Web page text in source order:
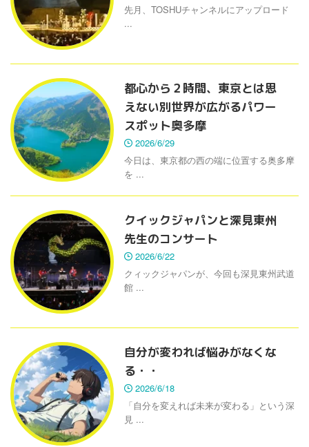
先月、TOSHUチャンネルにアップロード
...
都心から２時間、東京とは思
えない別世界が広がるパワー
スポット奥多摩
2026/6/29
今日は、東京都の西の端に位置する奥多摩
を ...
クイックジャパンと深見東州
先生のコンサート
2026/6/22
クィックジャパンが、今回も深見東州武道
館 ...
自分が変われば悩みがなくな
る・・
2026/6/18
「自分を変えれば未来が変わる」という深
見 ...